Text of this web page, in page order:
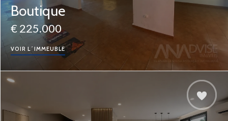
Boutique
€ 225.000
VOIR L´IMMEUBLE